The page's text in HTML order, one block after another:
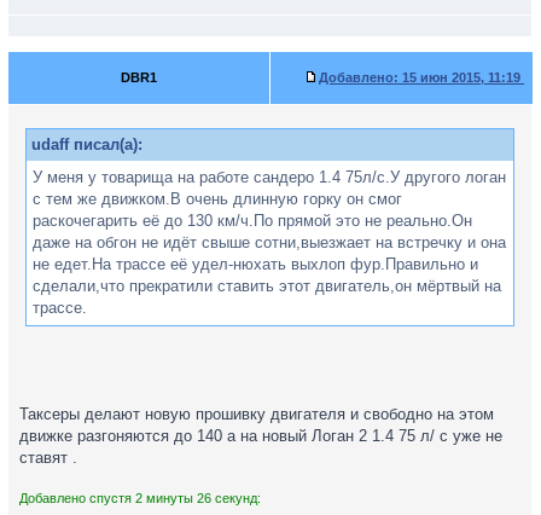
DBR1 Добавлено: 15 июн 2015, 11:19
udaff писал(а):
У меня у товарища на работе сандеро 1.4 75л/с.У другого логан
с тем же движком.В очень длинную горку он смог
раскочегарить её до 130 км/ч.По прямой это не реально.Он
даже на обгон не идёт свыше сотни,выезжает на встречку и она
не едет.На трассе её удел-нюхать выхлоп фур.Правильно и
сделали,что прекратили ставить этот двигатель,он мёртвый на
трассе.
Таксеры делают новую прошивку двигателя и свободно на этом
движке разгоняются до 140 а на новый Логан 2 1.4 75 л/ с уже не
ставят .
Добавлено спустя 2 минуты 26 секунд: